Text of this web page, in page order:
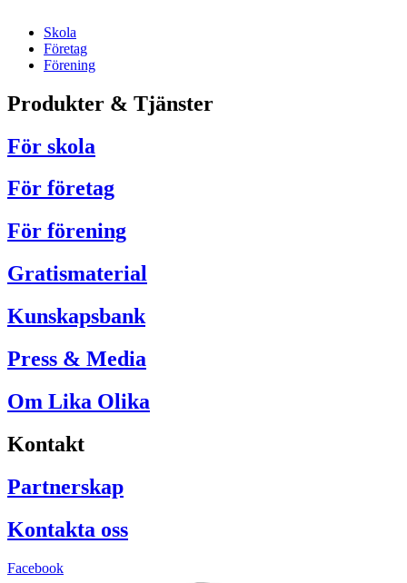
Skola
Företag
Förening
Produkter & Tjänster
För skola
För företag
För förening
Gratismaterial
Kunskapsbank
Press & Media
Om Lika Olika
Kontakt
Partnerskap
Kontakta oss
Facebook